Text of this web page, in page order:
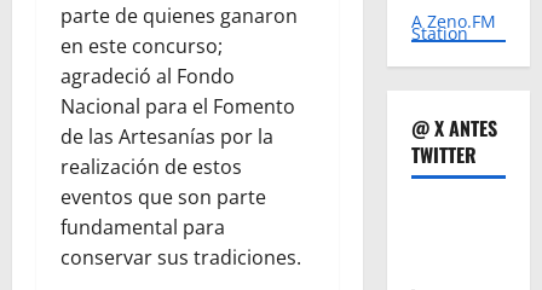
parte de quienes ganaron
en este concurso;
agradeció al Fondo
Nacional para el Fomento
de las Artesanías por la
realización de estos
eventos que son parte
fundamental para
conservar sus tradiciones.
A Zeno.FM
Station
@ X ANTES
TWITTER